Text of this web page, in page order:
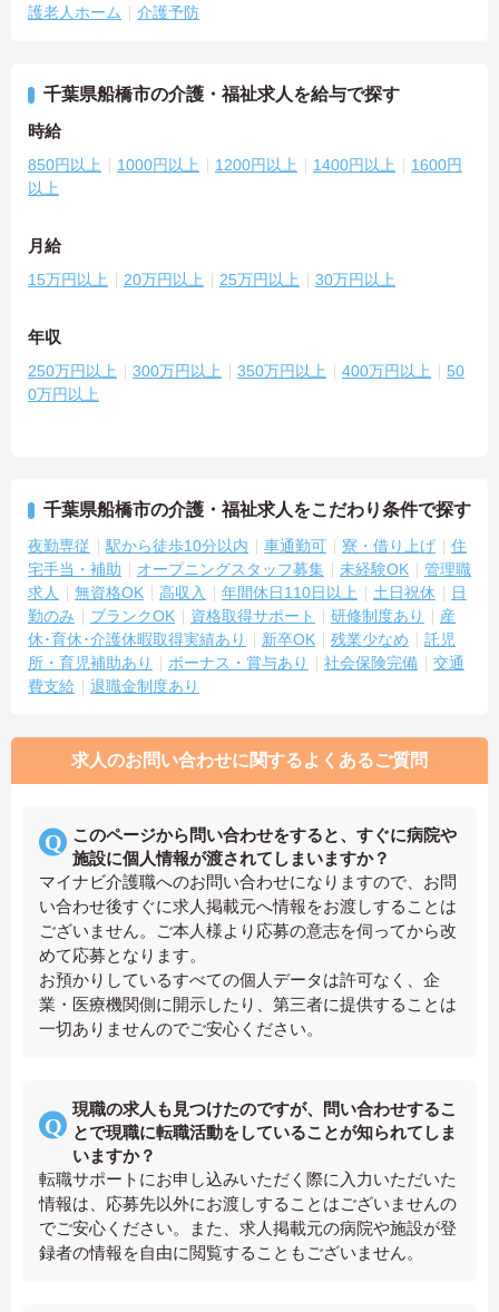
護老人ホーム
介護予防
千葉県船橋市の介護・福祉求人を給与で探す
時給
850円以上 1000円以上 1200円以上 1400円以上
1600円
以上
月給
15万円以上 20万円以上 25万円以上 30万円以上
年収
250万円以上 300万円以上 350万円以上 400万円以上
50
0万円以上
千葉県船橋市の介護・福祉求人をこだわり条件で探す
夜勤専従 駅から徒歩10分以内 車通勤可 寮・借り上げ
住
宅手当・補助
オープニングスタッフ募集 未経験OK
管理職
求人
無資格OK 高収入 年間休日110日以上 土日祝休
日
勤のみ
ブランクOK 資格取得サポート 研修制度あり
産
休･育休･介護休暇取得実績あり
新卒OK 残業少なめ
託児
所・育児補助あり
ボーナス・賞与あり 社会保険完備
交通
費支給
退職金制度あり
求人のお問い合わせに関するよくあるご質問
このページから問い合わせをすると、すぐに病院や
施設に個人情報が渡されてしまいますか？
マイナビ介護職へのお問い合わせになりますので、お問
い合わせ後すぐに求人掲載元へ情報をお渡しすることは
ございません。ご本人様より応募の意志を伺ってから改
めて応募となります。
お預かりしているすべての個人データは許可なく、企
業・医療機関側に開示したり、第三者に提供することは
一切ありませんのでご安心ください。
現職の求人も見つけたのですが、問い合わせするこ
とで現職に転職活動をしていることが知られてしま
いますか？
転職サポートにお申し込みいただく際に入力いただいた
情報は、応募先以外にお渡しすることはございませんの
でご安心ください。また、求人掲載元の病院や施設が登
録者の情報を自由に閲覧することもございません。